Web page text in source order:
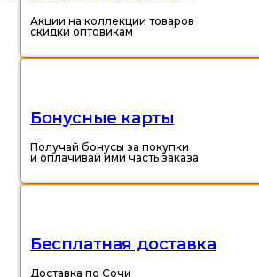
Акции на коллекции товаров
скидки оптовикам
Бонусные карты
Получай бонусы за покупки
и оплачивай ими часть заказа
Бесплатная доставка
Доставка по Сочи